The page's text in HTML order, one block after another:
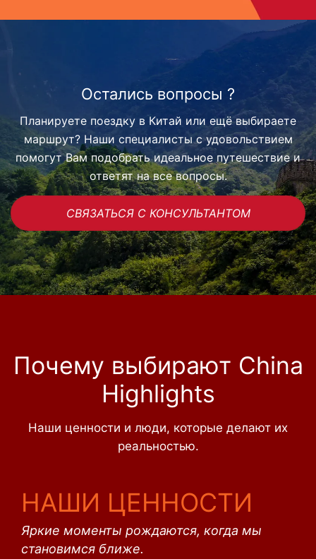
Остались вопросы ?
Планируете поездку в Китай или ещё выбираете
маршрут? Наши специалисты с удовольствием
помогут Вам подобрать идеальное путешествие и
ответят на все вопросы.
СВЯЗАТЬСЯ С КОНСУЛЬТАНТОМ
Почему выбирают China
Highlights
Наши ценности и люди, которые делают их
реальностью.
НАШИ ЦЕННОСТИ
Яркие моменты рождаются, когда мы
становимся ближе.